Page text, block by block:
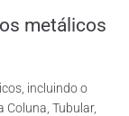
metálicos
incluindo o
Coluna, Tubular,